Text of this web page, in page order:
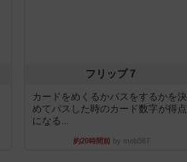
フリップ７
カードをめくるかパスをするかを決
めてパスした時のカード数字が得点
になる...
約20時間前by mob567